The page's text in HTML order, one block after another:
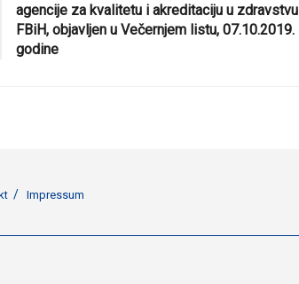
agencije za kvalitetu i akreditaciju u zdravstvu
FBiH, objavljen u Večernjem listu, 07.10.2019.
godine
Impressum